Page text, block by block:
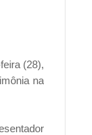
(28),
na